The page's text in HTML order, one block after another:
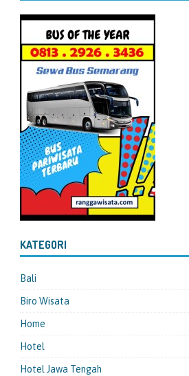
KATEGORI
Bali
Biro Wisata
Home
Hotel
Hotel Jawa Tengah